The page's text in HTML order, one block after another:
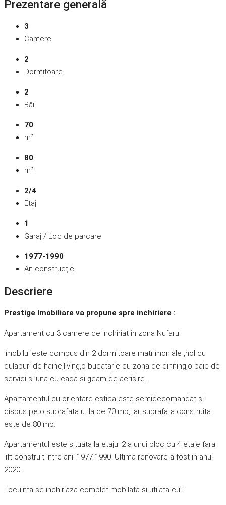
Prezentare generală
3
Camere
2
Dormitoare
2
Băi
70
m²
80
m²
2/4
Etaj
1
Garaj / Loc de parcare
1977-1990
An construcție
Descriere
Prestige Imobiliare va propune spre inchiriere :
Apartament cu 3 camere de inchiriat in zona Nufarul
Imobilul este compus din 2 dormitoare matrimoniale ,hol cu
dulapuri de haine,living,o bucatarie cu zona de dinning,o baie de
servici si una cu cada si geam de aerisire.
Apartamentul cu orientare estica este semidecomandat si
dispus pe o suprafata utila de 70 mp, iar suprafata construita
este de 80 mp.
Apartamentul este situata la etajul 2 a unui bloc cu 4 etaje fara
lift construit intre anii 1977-1990 .Ultima renovare a fost in anul
2020 .
Locuinta se inchiriaza complet mobilata si utilata cu :